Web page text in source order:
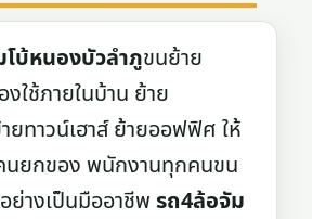
บ้หนองบัวลำภูขนย้าย
ใช้ภายในบ้าน ย้าย
ยทาวน์เฮาส์ ย้ายออฟฟิศ ให้
นยกของ พนักงานทุกคนขน
ย่างเป็นมืออาชีพรถ4ล้อจัม